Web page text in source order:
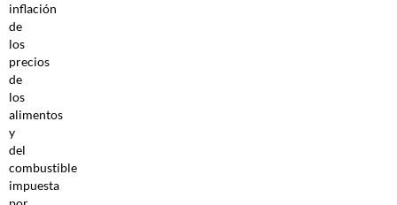
inflación
de
los
precios
de
los
alimentos
y
del
combustible
impuesta